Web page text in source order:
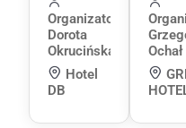
Organizator:
Dorota
Okrucińska
Hotel
DB
Ochał